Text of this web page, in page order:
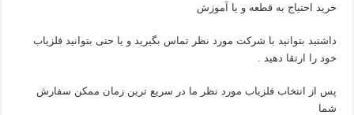
خرید احتیاج به قطعه و یا آموزش
داشتید بتوانید با شرکت مورد نظر تماس بگیرید و یا حتی بتوانید فلزیاب
خود را ارتقا دهید .
پس از انتخاب فلزیاب مورد نظر ما در سریع ترین زمان ممکن سفارش
شما